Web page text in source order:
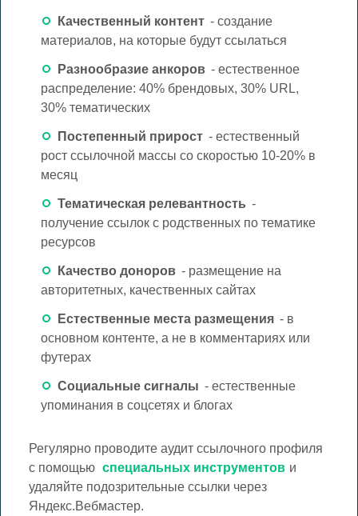
Качественный контент - создание
материалов, на которые будут ссылаться
Разнообразие анкоров - естественное
распределение: 40% брендовых, 30% URL,
30% тематических
Постепенный прирост - естественный
рост ссылочной массы со скоростью 10-20% в
месяц
Тематическая релевантность -
получение ссылок с родственных по тематике
ресурсов
Качество доноров - размещение на
авторитетных, качественных сайтах
Естественные места размещения - в
основном контенте, а не в комментариях или
футерах
Социальные сигналы - естественные
упоминания в соцсетях и блогах
Регулярно проводите аудит ссылочного профиля
с помощью специальных инструментов и
удаляйте подозрительные ссылки через
Яндекс.Вебмастер.